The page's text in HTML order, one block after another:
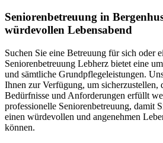
Senioren­betreuung in
würdevollen Lebensabend
Suchen Sie eine Betreuung für sich oder
Seniorenbetreuung Lebherz bietet eine
und sämtliche Grundpflegeleistungen.
Ihnen zur Verfügung, um sicherzustellen,
Bedürfnisse und Anforderungen erfüllt
professionelle Seniorenbetreuung, damit
einen würdevollen und angenehmen
können.